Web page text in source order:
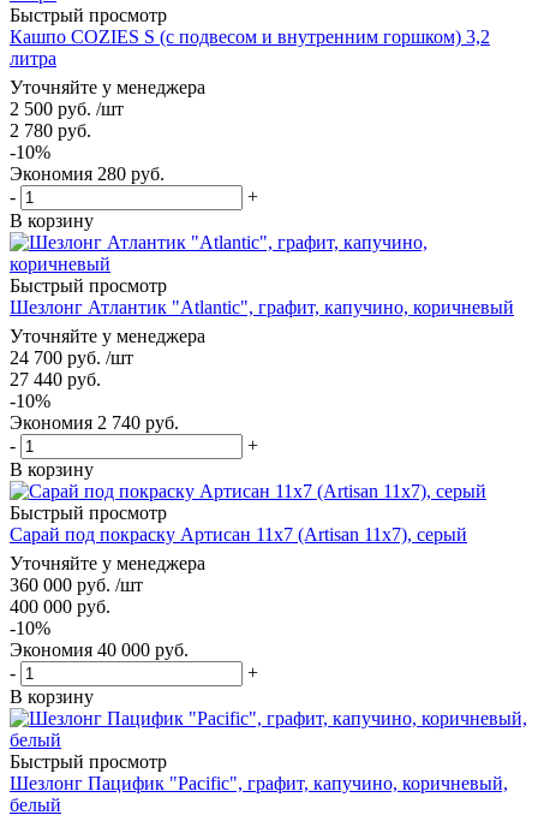
Быстрый просмотр
Кашпо COZIES S (с подвесом и внутренним горшком) 3,2
литра
Уточняйте у менеджера
2 500 руб. /шт
2 780 руб.
-10%
Экономия 280 руб.
-
+
В корзину
Быстрый просмотр
Шезлонг Атлантик "Atlantic", графит, капучино, коричневый
Уточняйте у менеджера
24 700 руб. /шт
27 440 руб.
-10%
Экономия 2 740 руб.
-
+
В корзину
Быстрый просмотр
Сарай под покраску Артисан 11х7 (Artisan 11x7), серый
Уточняйте у менеджера
360 000 руб. /шт
400 000 руб.
-10%
Экономия 40 000 руб.
-
+
В корзину
Быстрый просмотр
Шезлонг Пацифик "Pacific", графит, капучино, коричневый,
белый